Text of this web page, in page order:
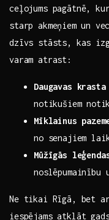
ceļojums pagātnē,
starp akmeņiem⁢ un
dzīvs stāsts, ‌kas
‍varam atrast:⁢
Daugavas
notikušiem⁣
Mīklainus
no senajiem
Mūžīgās
Ne tikai Rīgā, bet
iespējams atklāt